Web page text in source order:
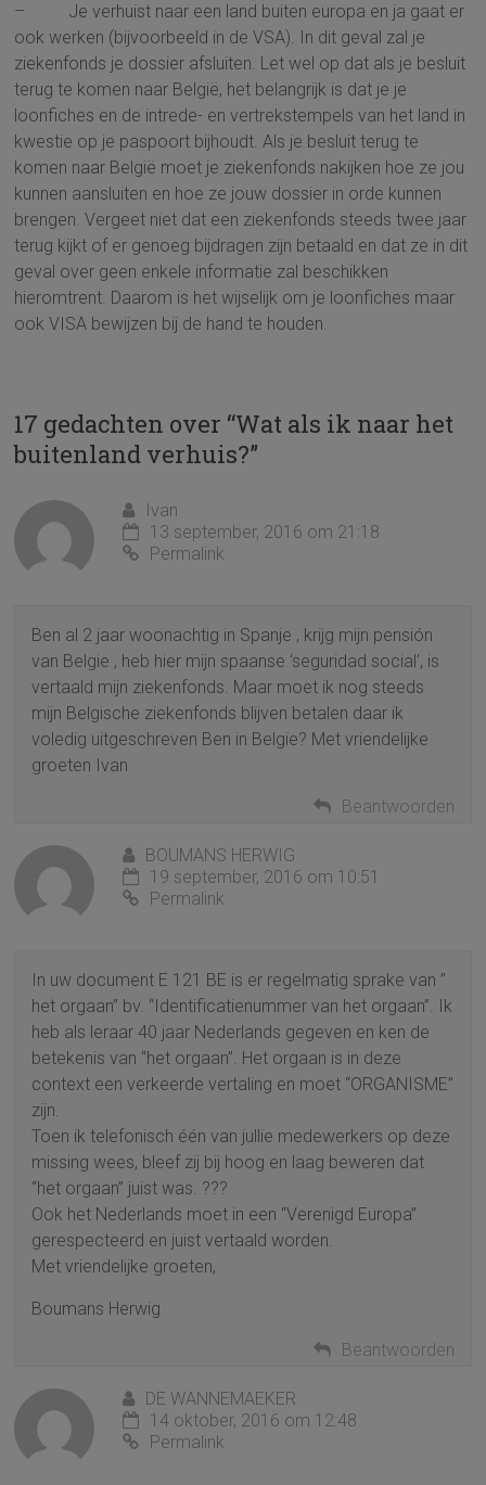
– Je verhuist naar een land buiten europa en ja gaat er
ook werken (bijvoorbeeld in de VSA). In dit geval zal je
ziekenfonds je dossier afsluiten. Let wel op dat als je besluit
terug te komen naar België, het belangrijk is dat je je
loonfiches en de intrede- en vertrekstempels van het land in
kwestie op je paspoort bijhoudt. Als je besluit terug te
komen naar België moet je ziekenfonds nakijken hoe ze jou
kunnen aansluiten en hoe ze jouw dossier in orde kunnen
brengen. Vergeet niet dat een ziekenfonds steeds twee jaar
terug kijkt of er genoeg bijdragen zijn betaald en dat ze in dit
geval over geen enkele informatie zal beschikken
hieromtrent. Daarom is het wijselijk om je loonfiches maar
ook VISA bewijzen bij de hand te houden.
17 gedachten over “Wat als ik naar het
buitenland verhuis?”
Ivan
13 september, 2016 om 21:18
Permalink
Ben al 2 jaar woonachtig in Spanje , krijg mijn pensión
van Belgie , heb hier mijn spaanse ‘seguridad social’, is
vertaald mijn ziekenfonds. Maar moet ik nog steeds
mijn Belgische ziekenfonds blijven betalen daar ik
voledig uitgeschreven Ben in Belgie? Met vriendelijke
groeten Ivan
Beantwoorden
BOUMANS HERWIG
19 september, 2016 om 10:51
Permalink
In uw document E 121 BE is er regelmatig sprake van ”
het orgaan” bv. “Identificatienummer van het orgaan”. Ik
heb als leraar 40 jaar Nederlands gegeven en ken de
betekenis van “het orgaan”. Het orgaan is in deze
context een verkeerde vertaling en moet “ORGANISME”
zijn.
Toen ik telefonisch één van jullie medewerkers op deze
missing wees, bleef zij bij hoog en laag beweren dat
“het orgaan” juist was. ???
Ook het Nederlands moet in een “Verenigd Europa”
gerespecteerd en juist vertaald worden.
Met vriendelijke groeten,
Boumans Herwig
Beantwoorden
DE WANNEMAEKER
14 oktober, 2016 om 12:48
Permalink